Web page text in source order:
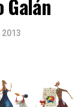
Galán